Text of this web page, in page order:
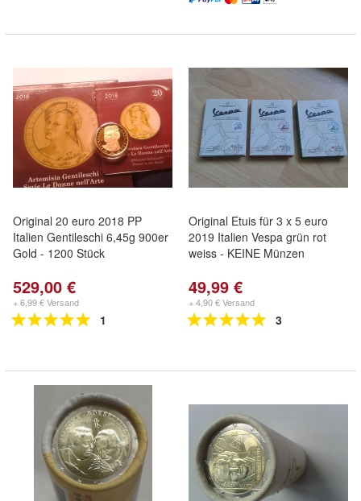
Original 20 euro 2018 PP
Italien Gentileschi 6,45g 900er
Gold - 1200 Stück
529,00 €
+ 6,99 € Versand
1
Original Etuis für 3 x 5 euro
2019 Italien Vespa grün rot
weiss - KEINE Münzen
49,99 €
+ 4,90 € Versand
3